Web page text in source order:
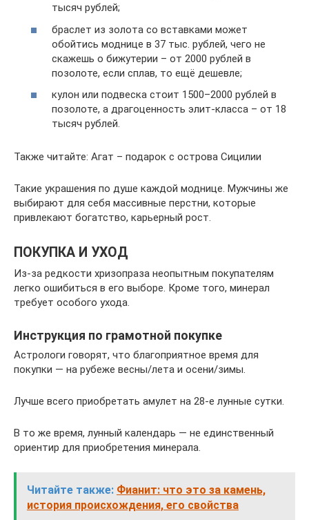
тысяч рублей;
браслет из золота со вставками может
обойтись моднице в 37 тыс. рублей, чего не
скажешь о бижутерии – от 2000 рублей в
позолоте, если сплав, то ещё дешевле;
кулон или подвеска стоит 1500–2000 рублей в
позолоте, а драгоценность элит-класса – от 18
тысяч рублей.
Также читайте: Агат – подарок с острова Сицилии
Такие украшения по душе каждой моднице. Мужчины же
выбирают для себя массивные перстни, которые
привлекают богатство, карьерный рост.
ПОКУПКА И УХОД
Из-за редкости хризопраза неопытным покупателям
легко ошибиться в его выборе. Кроме того, минерал
требует особого ухода.
Инструкция по грамотной покупке
Астрологи говорят, что благоприятное время для
покупки — на рубеже весны/лета и осени/зимы.
Лучше всего приобретать амулет на 28-е лунные сутки.
В то же время, лунный календарь — не единственный
ориентир для приобретения минерала.
Читайте также: Фианит: что это за камень,
история происхождения, его свойства